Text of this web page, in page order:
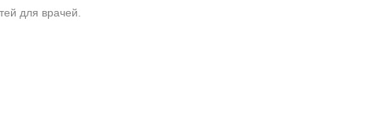
для врачей.